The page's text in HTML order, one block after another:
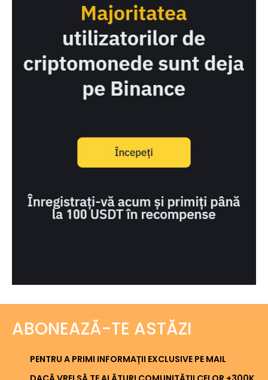
ABONEAZĂ-TE ASTĂZI
PENTRU A PRIMI INFORMAȚII EXCLUSIVE PE MAIL